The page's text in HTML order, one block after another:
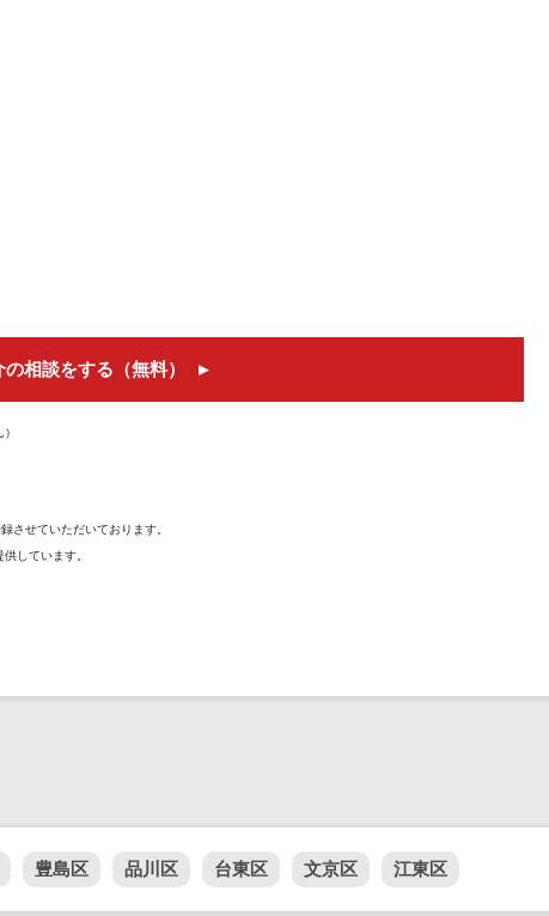
相談をする（無料）
させていただいております。
しています。
豊島区 品川区 台東区 文京区 江東区